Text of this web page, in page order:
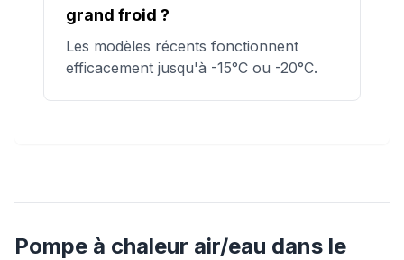
grand froid ?
Les modèles récents fonctionnent
efficacement jusqu'à -15°C ou -20°C.
Pompe à chaleur air/eau dans le